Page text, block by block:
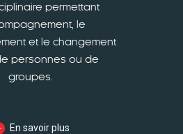
permettant
le
et le changement
personnes ou de
groupes.
En savoir plus